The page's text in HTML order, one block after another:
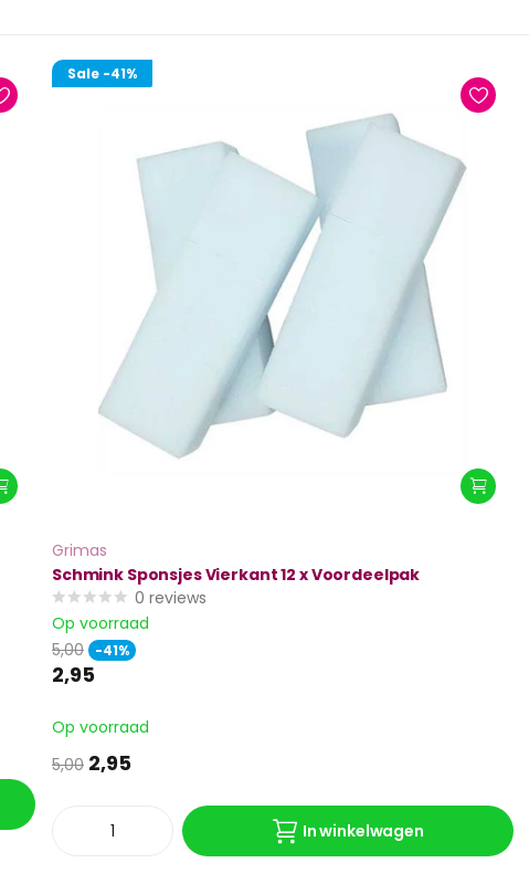
Sale -41%
Grimas
Schmink Sponsjes Vierkant 12 x Voordeelpak
0 reviews
Op voorraad
5,00
-41%
2,95
Op voorraad
5,00 2,95
In winkelwagen